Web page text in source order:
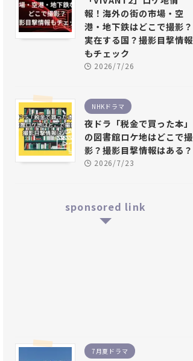
報！海外の街の市場・空
港・地下鉄はどこで撮影？
実在する国？撮影目撃情報
もチェック
2026/7/26
NHKドラマ
夜ドラ「税金で買った本」
の図書館ロケ地はどこで撮
影？撮影目撃情報はある？
2026/7/23
sponsored link
7月夏ドラマ